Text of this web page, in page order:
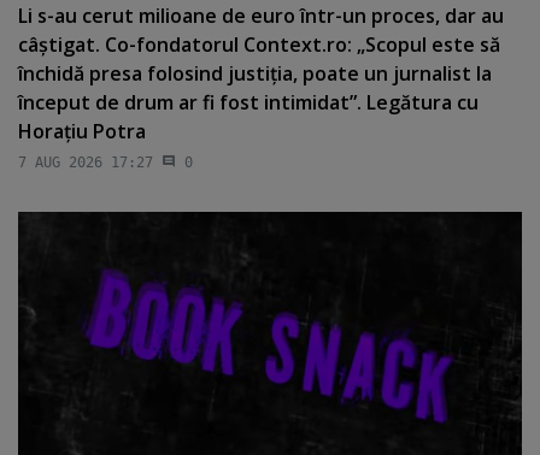
Li s-au cerut milioane de euro într-un proces, dar au
câştigat. Co-fondatorul Context.ro: „Scopul este să
închidă presa folosind justiţia, poate un jurnalist la
început de drum ar fi fost intimidat”. Legătura cu
Horaţiu Potra
7 AUG 2026 17:27 0